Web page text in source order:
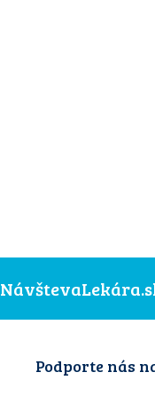
Podporte nás